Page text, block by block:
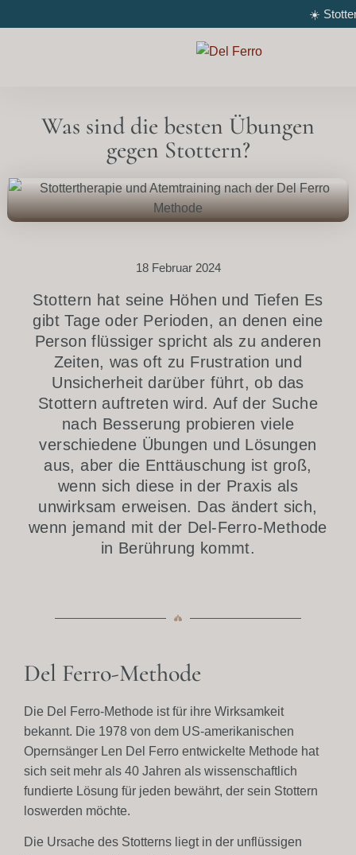
☀️
Was sind die besten Übungen
gegen Stottern?
18 Februar 2024
Stottern hat seine Höhen und Tiefen Es
gibt Tage oder Perioden, an denen eine
Person flüssiger spricht als zu anderen
Zeiten, was oft zu Frustration und
Unsicherheit darüber führt, ob das
Stottern auftreten wird. Auf der Suche
nach Besserung probieren viele
verschiedene Übungen und Lösungen
aus, aber die Enttäuschung ist groß,
wenn sich diese in der Praxis als
unwirksam erweisen. Das ändert sich,
wenn jemand mit der Del-Ferro-Methode
in Berührung kommt.
Del Ferro-Methode
Die Del Ferro-Methode ist für ihre Wirksamkeit
bekannt. Die 1978 von dem US-amerikanischen
Opernsänger Len Del Ferro entwickelte Methode hat
sich seit mehr als 40 Jahren als wissenschaftlich
fundierte Lösung für jeden bewährt, der sein Stottern
loswerden möchte.
Die Ursache des Stotterns liegt in der unflüssigen